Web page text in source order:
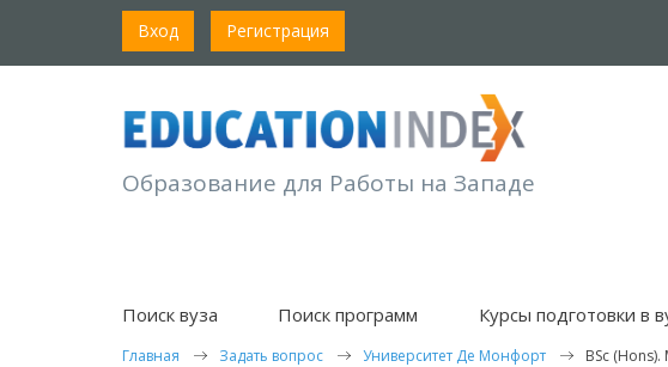
Вход Регистрация
Образование для Работы на Западе
Поиск вуза Поиск программ Курсы подготовки в
Главная Задать вопрос Университет Де Монфорт BSc (Hons).